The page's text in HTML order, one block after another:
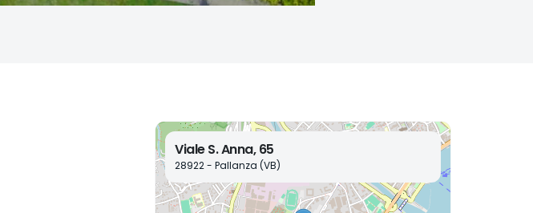
Viale S. Anna, 65
28922 - Pallanza (VB)